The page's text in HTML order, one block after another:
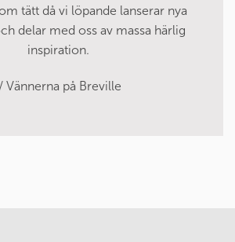
tätt då vi löpande lanserar nya
delar med oss av massa härlig
inspiration.
/ Vännerna på Breville